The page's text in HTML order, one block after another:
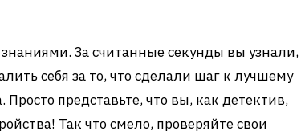
За считанные секунды вы узнали,
себя за то, что сделали шаг к лучшему
представьте, что вы, как детектив,
Так что смело, проверяйте свои